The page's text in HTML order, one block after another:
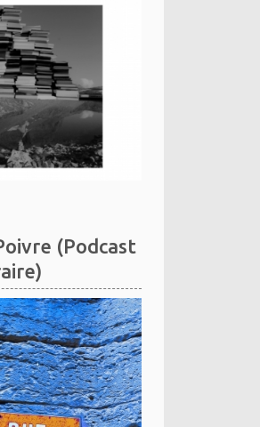
(Podcast